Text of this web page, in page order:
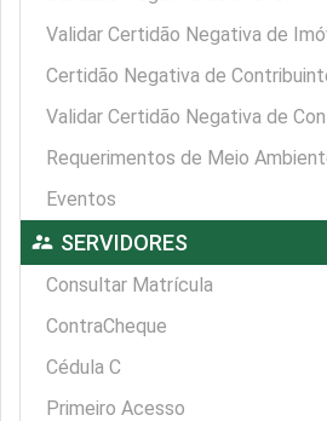
Validar Certidão Negativa de
Certidão Negativa de
Validar Certidão Negativa de
Requerimentos de Meio
Eventos
supervisor_account SERVIDORES
Consultar Matrícula
ContraCheque
Cédula C
Primeiro Acesso